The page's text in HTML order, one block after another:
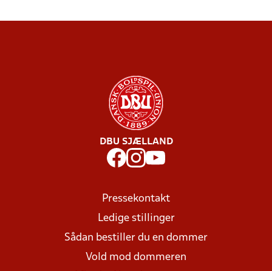
DBU SJÆLLAND
Pressekontakt
Ledige stillinger
Sådan bestiller du en dommer
Vold mod dommeren